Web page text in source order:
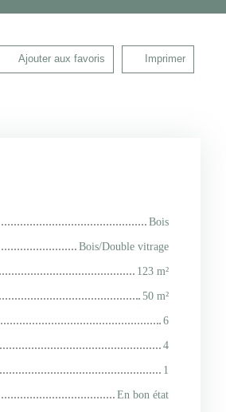
Ajouter aux favoris Imprimer
Bois
Bois/Double vitrage
123 m²
50 m²
6
4
1
En bon état